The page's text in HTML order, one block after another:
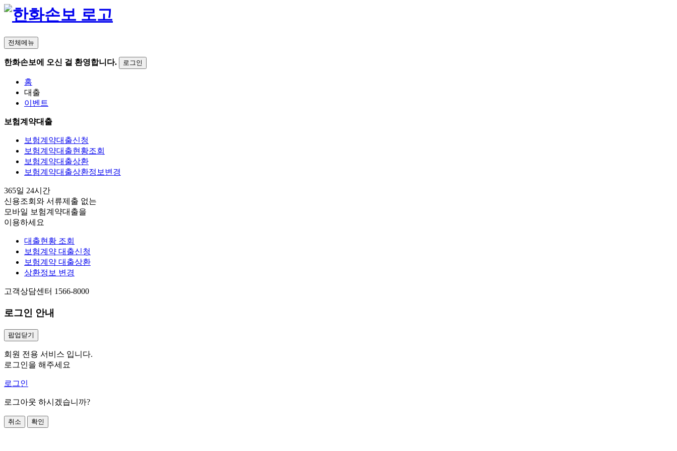
전체메뉴
한화손보에 오신 걸 환영합니다. 로그인
홈
대출
이벤트
보험계약대출
보험계약대출신청
보험계약대출현황조회
보험계약대출상환
보험계약대출상환정보변경
365일 24시간
신용조회와 서류제출 없는
모바일 보험계약대출을
이용하세요
대출현황 조회
보험계약 대출신청
보험계약 대출상환
상환정보 변경
고객상담센터 1566-8000
로그인 안내
팝업닫기
회원 전용 서비스 입니다.
로그인을 해주세요
로그인
로그아웃 하시겠습니까?
취소 확인